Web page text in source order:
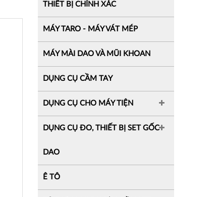
THIẾT BỊ CHÍNH XÁC
MÁY TARO - MÁY VÁT MÉP
MÁY MÀI DAO VÀ MŨI KHOAN
DỤNG CỤ CẦM TAY
DỤNG CỤ CHO MÁY TIỆN
DỤNG CỤ ĐO, THIẾT BỊ SET GỐC
DAO
Ê TÔ